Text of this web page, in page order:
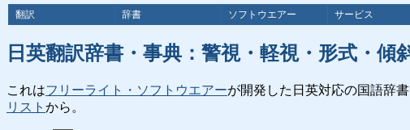
翻訳 辞書 ソフトウエアー サービス
日英翻訳辞書・事典：警視・軽視・形式・
これはフリーライト・ソフトウエアーが開発した日英対応の国語辞
リスト から。